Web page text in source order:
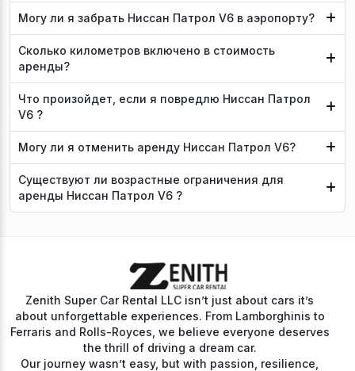
Могу ли я забрать Ниссан Патрол V6 в аэропорту?
Сколько километров включено в стоимость
аренды?
Что произойдет, если я повредлю Ниссан Патрол
V6 ?
Могу ли я отменить аренду Ниссан Патрол V6?
Существуют ли возрастные ограничения для
аренды Ниссан Патрол V6 ?
Zenith Super Car Rental LLC isn’t just about cars it’s
about unforgettable experiences. From Lamborghinis to
Ferraris and Rolls-Royces, we believe everyone deserves
the thrill of driving a dream car.
Our journey wasn’t easy, but with passion, resilience,